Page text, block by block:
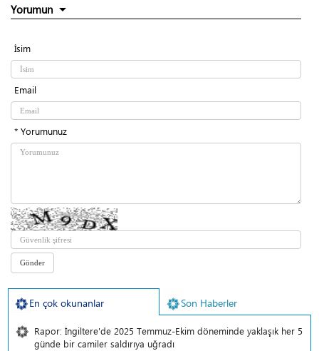
Yorumun
İsim
Email
* Yorumunuz
En çok okunanlar Son Haberler
Rapor: İngiltere'de 2025 Temmuz-Ekim döneminde yaklaşık her 5
günde bir camiler saldırıya uğradı